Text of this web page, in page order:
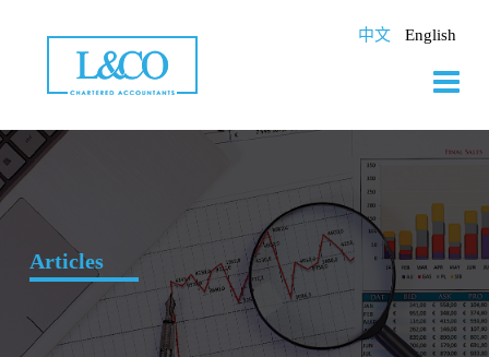
中文 English
Articles